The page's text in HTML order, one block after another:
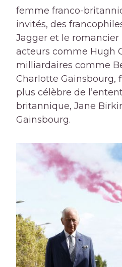
femme franco-
invités, des
Jagger et le romancier
acteurs comme Hugh
milliardaires comme
Charlotte Gainsbourg,
plus célèbre de
britannique, Jane
Gainsbourg.